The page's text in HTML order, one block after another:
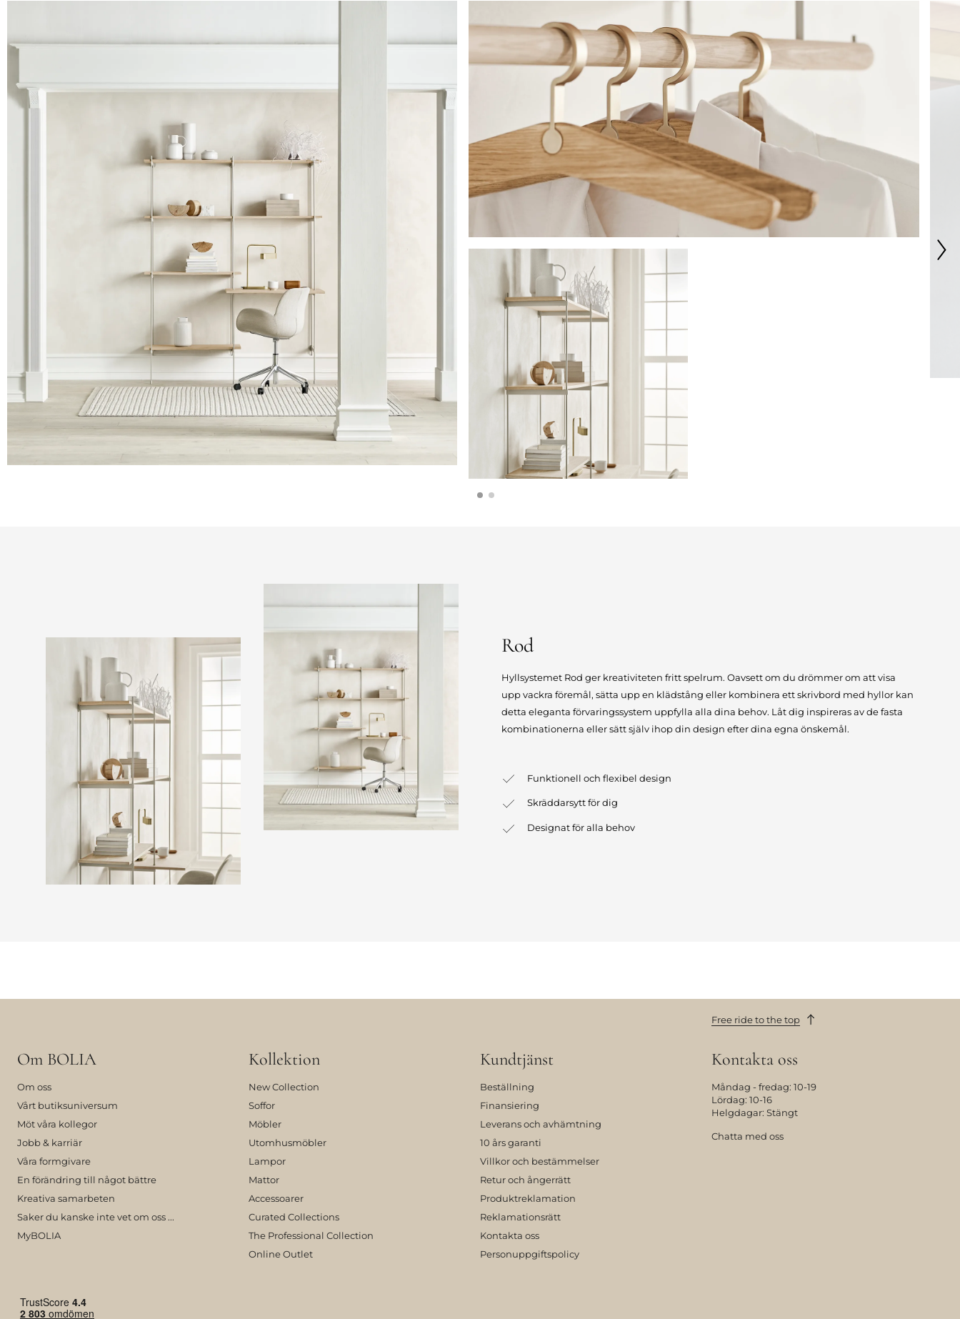
Rod
Hyllsystemet Rod ger kreativiteten fritt spelrum. Oavsett om du drömmer om att visa
upp vackra föremål, sätta upp en klädstång eller kombinera ett skrivbord med hyllor kan
detta eleganta förvaringssystem uppfylla alla dina behov. Låt dig inspireras av de fasta
kombinationerna eller sätt själv ihop din design efter dina egna önskemål.
Funktionell och flexibel design
Skräddarsytt för dig
Designat för alla behov
Free ride to the top
Om BOLIA
Om oss
Vårt butiksuniversum
Möt våra kollegor
Jobb & karriär
Våra formgivare
En förändring till något bättre
Kreativa samarbeten
Saker du kanske inte vet om oss ...
MyBOLIA
Kollektion
New Collection
Soffor
Möbler
Utomhusmöbler
Lampor
Mattor
Accessoarer
Curated Collections
The Professional Collection
Online Outlet
Kundtjänst
Beställning
Finansiering
Leverans och avhämtning
10 års garanti
Villkor och bestämmelser
Retur och ångerrätt
Produktreklamation
Reklamationsrätt
Kontakta oss
Personuppgiftspolicy
Kontakta oss
Måndag - fredag: 10-19
Lördag: 10-16
Helgdagar: Stängt
Chatta med oss